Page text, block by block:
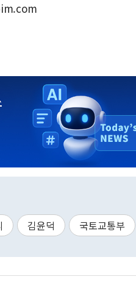
김윤덕 국토교통부